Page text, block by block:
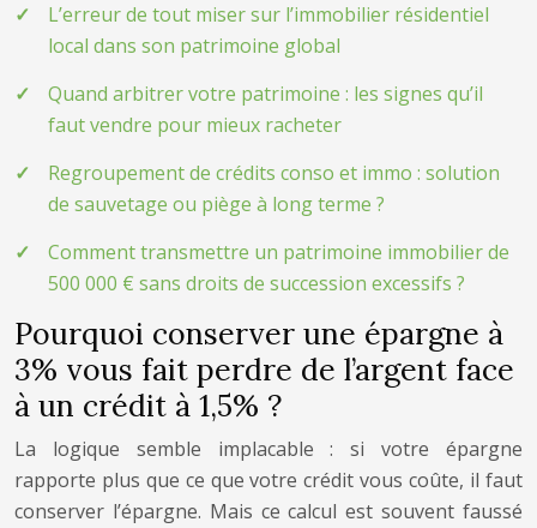
L’erreur de tout miser sur l’immobilier résidentiel
local dans son patrimoine global
Quand arbitrer votre patrimoine : les signes qu’il
faut vendre pour mieux racheter
Regroupement de crédits conso et immo : solution
de sauvetage ou piège à long terme ?
Comment transmettre un patrimoine immobilier de
500 000 € sans droits de succession excessifs ?
Pourquoi conserver une épargne à
3% vous fait perdre de l’argent face
à un crédit à 1,5% ?
La logique semble implacable : si votre épargne
rapporte plus que ce que votre crédit vous coûte, il faut
conserver l’épargne. Mais ce calcul est souvent faussé